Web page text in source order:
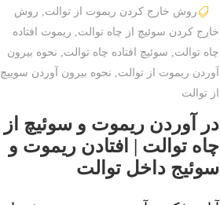
روش خارج کردن ریموت از توالت, روش
خارج کردن سوئیچ از چاه توالت, ریموت افتاده
چاه توالت, سوئیچ افتاده چاه توالت, نحوه بیرون
آوردن ریموت از توالت, نحوه بیرون آوردن سوییچ
از توالت
در آوردن ریموت و سوئیچ از
چاه توالت | افتادن ریموت و
سوئیج داخل توالت